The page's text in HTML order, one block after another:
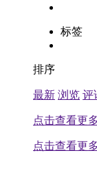
标签
排序
最新 浏览 评
点击查看更
点击查看更